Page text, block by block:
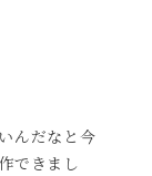
んだなと今
できまし